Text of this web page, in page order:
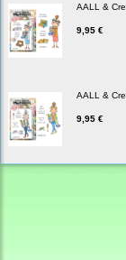
AALL &
9,95 €
AALL &
9,95 €